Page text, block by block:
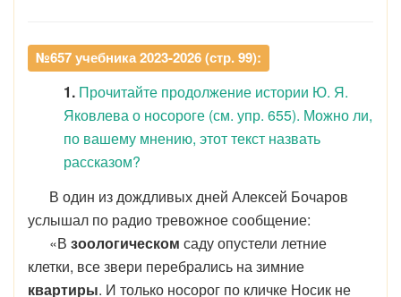
№657 учебника 2023-2026 (стр. 99):
1. Прочитайте продолжение истории Ю. Я.
Яковлева о носороге (см. упр. 655). Можно ли,
по вашему мнению, этот текст назвать
рассказом?
В один из дождливых дней Алексей Бочаров
услышал по радио тревожное сообщение:
«В зоологическом саду опустели летние
клетки, все звери перебрались на зимние
квартиры. И только носорог по кличке Носик не